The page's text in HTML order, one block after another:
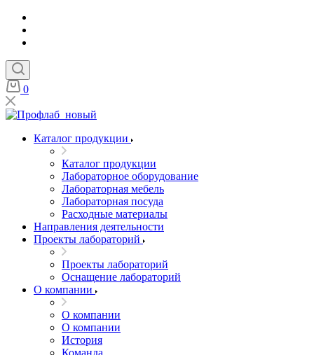
0
Каталог продукции
Каталог продукции
Лабораторное оборудование
Лабораторная мебель
Лабораторная посуда
Расходные материалы
Направления деятельности
Проекты лабораторий
Проекты лабораторий
Оснащение лабораторий
О компании
О компании
О компании
История
Команда